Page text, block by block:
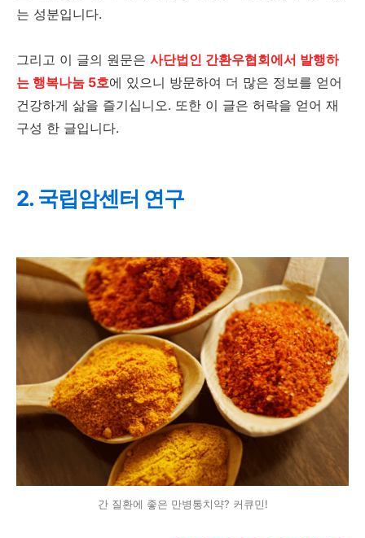
는 성분입니다.
그리고 이 글의 원문은 사단법인 간환우협회에서 발행하
는 행복나눔 5호에 있으니 방문하여 더 많은 정보를 얻어
건강하게 삶을 즐기십니오. 또한 이 글은 허락을 얻어 재
구성 한 글입니다.
2. 국립암센터 연구
간 질환에 좋은 만병통치약? 커큐민!